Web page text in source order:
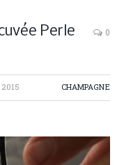
Perle
0
CHAMPAGNE